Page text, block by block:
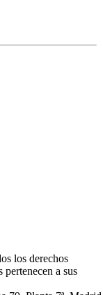
los derechos
pertenecen a sus